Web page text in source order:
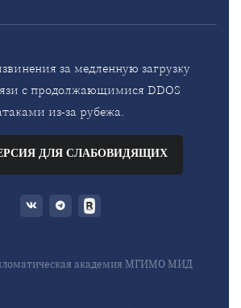
за медленную загрузку
с продолжающимися DDOS
из-за рубежа.
ДЛЯ СЛАБОВИДЯЩИХ
академия МГИМО МИД